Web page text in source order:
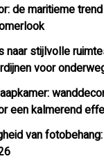
de maritieme
naar stijlvolle
voor
een kalmerend
van